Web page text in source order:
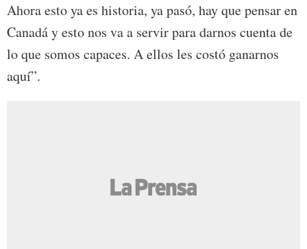
Ahora esto ya es historia, ya pasó, hay que pensar en
Canadá y esto nos va a servir para darnos cuenta de
lo que somos capaces. A ellos les costó ganarnos
aquí”.